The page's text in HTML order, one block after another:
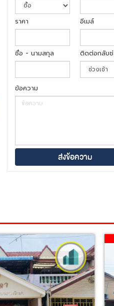
ราคา
ชื่อ - นามสกุล
อีเมล์
ติดต่อกลับ
ข้อความ